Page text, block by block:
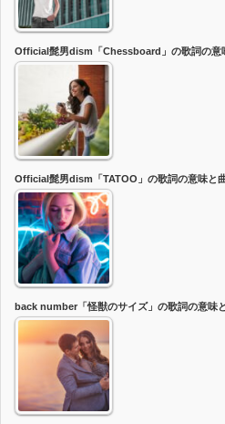
Official髭男dism「Chessboard」の歌詞の意
Official髭男dism「TATOO」の歌詞の意味と
back number「怪獣のサイズ」の歌詞の意味